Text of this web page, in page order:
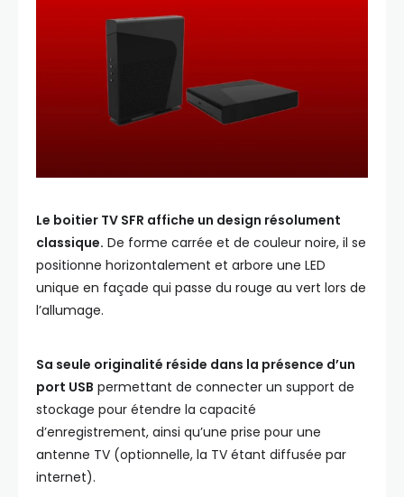
Le boitier TV SFR affiche un design résolument
classique. De forme carrée et de couleur noire, il se
positionne horizontalement et arbore une LED
unique en façade qui passe du rouge au vert lors de
l’allumage.
Sa seule originalité réside dans la présence d’un
port USB permettant de connecter un support de
stockage pour étendre la capacité
d’enregistrement, ainsi qu’une prise pour une
antenne TV (optionnelle, la TV étant diffusée par
internet).